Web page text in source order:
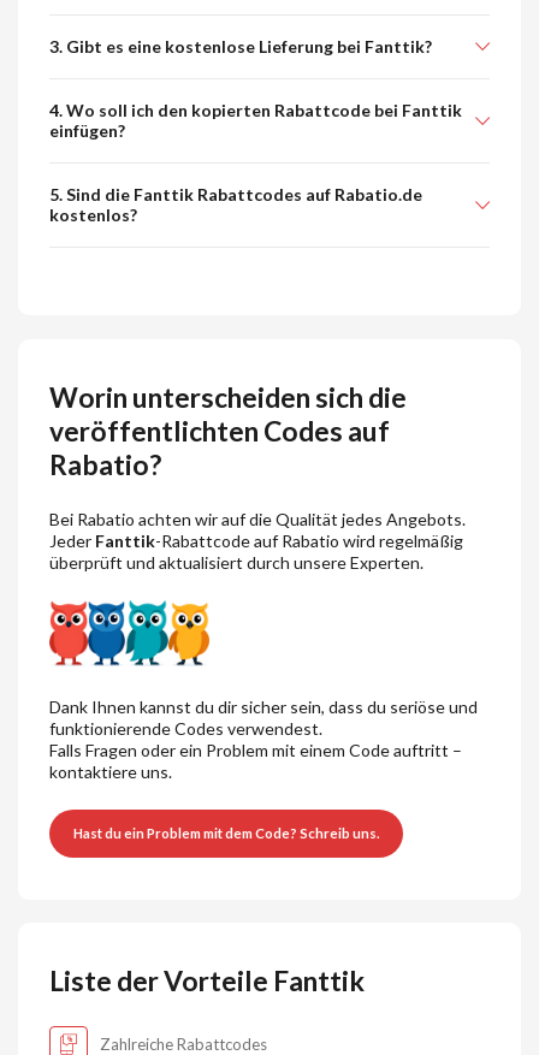
3. Gibt es eine kostenlose Lieferung bei Fanttik?
4. Wo soll ich den kopierten Rabattcode bei Fanttik
einfügen?
5. Sind die Fanttik Rabattcodes auf Rabatio.de
kostenlos?
Worin unterscheiden sich die
veröffentlichten Codes auf
Rabatio?
Bei Rabatio achten wir auf die Qualität jedes Angebots.
Jeder Fanttik-Rabattcode auf Rabatio wird regelmäßig
überprüft und aktualisiert durch unsere Experten.
Dank Ihnen kannst du dir sicher sein, dass du seriöse und
funktionierende Codes verwendest.
Falls Fragen oder ein Problem mit einem Code auftritt –
kontaktiere uns.
Hast du ein Problem mit dem Code? Schreib uns.
Liste der Vorteile Fanttik
Zahlreiche Rabattcodes